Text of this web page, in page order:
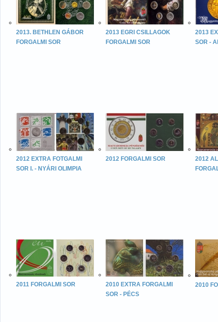
2013. BETHLEN GÁBOR
FORGALMI SOR
2013 EGRI CSILLAGOK
FORGALMI SOR
2013
SOR -
2012 EXTRA FOTGALMI
SOR I. - NYÁRI OLIMPIA
2012 FORGALMI SOR
2012
2011 FORGALMI SOR
2010 EXTRA FORGALMI
SOR - PÉCS
2010